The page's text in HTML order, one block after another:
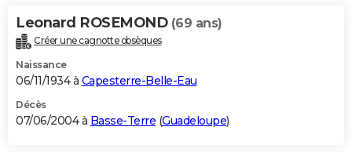
Leonard ROSEMOND (69 ans)
Créer une cagnotte obsèques
Naissance
06/11/1934 à Capesterre-Belle-Eau
Décès
07/06/2004 à Basse-Terre (Guadeloupe)